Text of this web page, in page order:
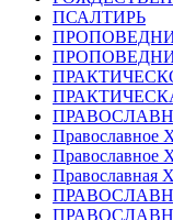
ПСАЛТИРЬ
Православное
Православное
Православная